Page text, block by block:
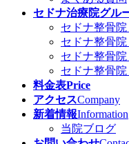
セドナ治療院グル
セドナ整骨
セドナ整骨
セドナ整骨
セドナ整骨
料金表Price
アクセスCompany
新着情報Information
当院ブログ